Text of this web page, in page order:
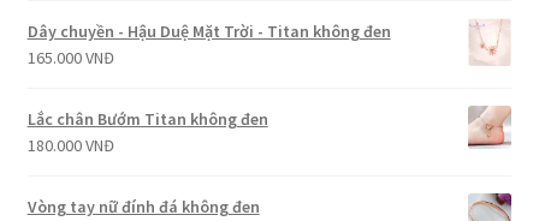
Dây chuyền - Hậu Duệ Mặt Trời - Titan không đen
165.000VNĐ
Lắc chân Bướm Titan không đen
180.000VNĐ
Vòng tay nữ đính đá không đen